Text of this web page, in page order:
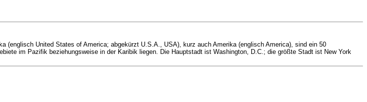
(englisch United States of America; abgekürzt U.S.A., USA), kurz auch Amerika (englisch America), sind ein 50
im Pazifik beziehungsweise in der Karibik liegen. Die Hauptstadt ist Washington, D.C.; die größte Stadt ist New York